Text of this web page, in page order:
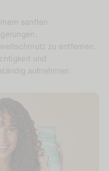
sanften
zu entfernen.
und
aufnehmen.